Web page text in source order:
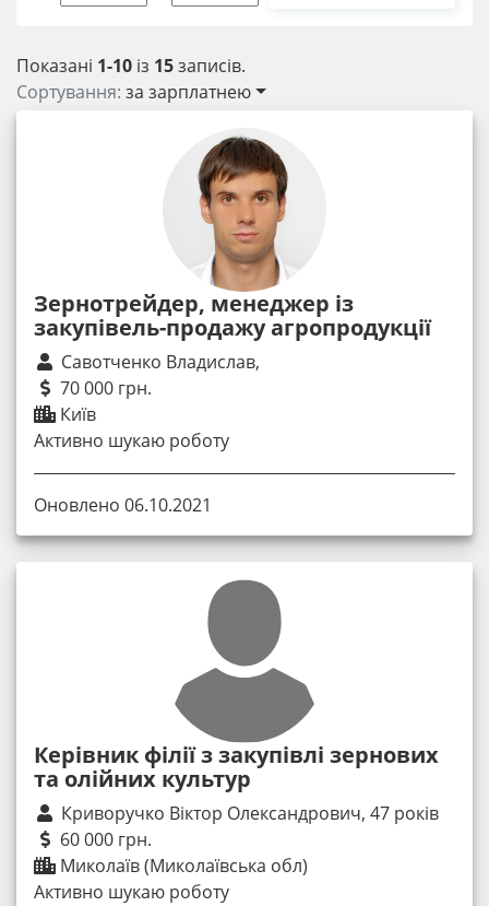
Показані 1-10 із 15записів.
Сортування: за зарплатнею
Зернотрейдер, менеджер із
закупівель-продажу агропродукції
Савотченко Владислав,
70 000 грн.
Київ
Активно шукаю роботу
Оновлено 06.10.2021
Керівник філії з закупівлі зернових
та олійних культур
Криворучко Віктор Олександрович, 47 років
60 000 грн.
Миколаїв (Миколаївська обл)
Активно шукаю роботу